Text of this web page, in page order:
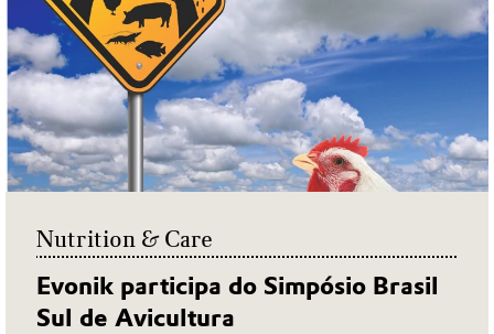
Nutrition & Care
Evonik participa do Simpósio Brasil
Sul de Avicultura